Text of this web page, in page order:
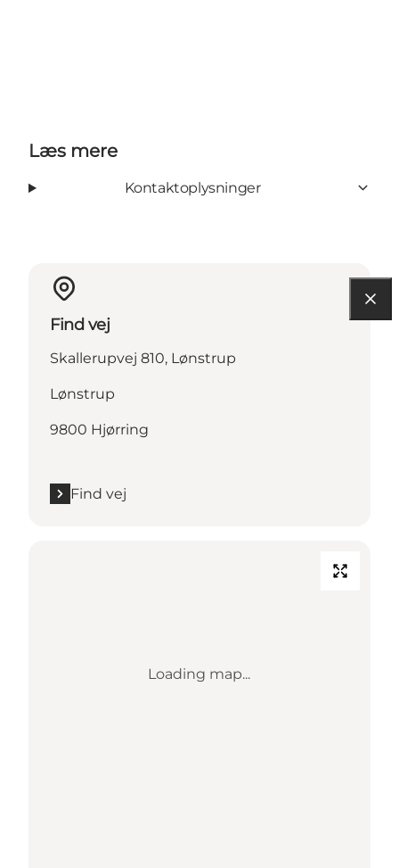
Læs mere
Kontaktoplysninger
Find vej
Skallerupvej 810, Lønstrup
Lønstrup
9800 Hjørring
Find vej
Loading map...